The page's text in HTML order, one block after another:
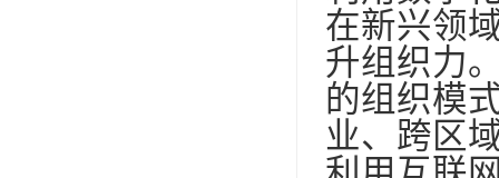
在新兴领
升组织力
的组织模
业、跨区